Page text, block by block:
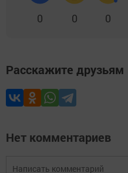
0 0 0
Расскажите друзьям
Нет комментариев